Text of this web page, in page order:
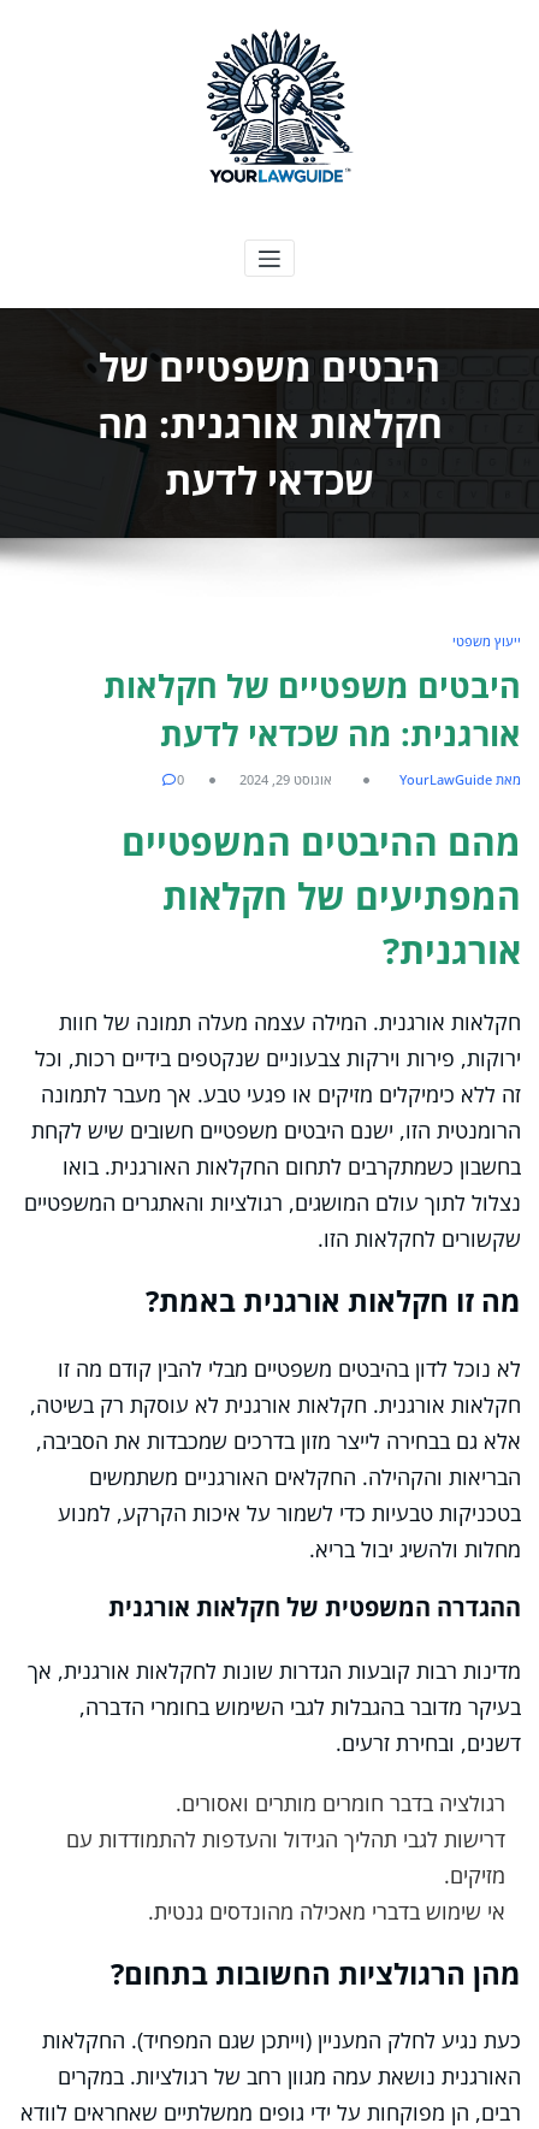
המדריך המשפטי שלך
היבטים משפטיים של
חקלאות אורגנית: מה
שכדאי לדעת
ייעוץ משפטי
היבטים משפטיים של חקלאות
אורגנית: מה שכדאי לדעת
מאת YourLawGuide אוגוסט 29, 2024 0
מהם ההיבטים המשפטיים
המפתיעים של חקלאות
אורגנית?
חקלאות אורגנית. המילה עצמה מעלה תמונה של חוות
ירוקות, פירות וירקות צבעוניים שנקטפים בידיים רכות, וכל
זה ללא כימיקלים מזיקים או פגעי טבע. אך מעבר לתמונה
הרומנטית הזו, ישנם היבטים משפטיים חשובים שיש לקחת
בחשבון כשמתקרבים לתחום החקלאות האורגנית. בואו
נצלול לתוך עולם המושגים, רגולציות והאתגרים המשפטיים
שקשורים לחקלאות הזו.
מה זו חקלאות אורגנית באמת?
לא נוכל לדון בהיבטים משפטיים מבלי להבין קודם מה זו
חקלאות אורגנית. חקלאות אורגנית לא עוסקת רק בשיטה,
אלא גם בבחירה לייצר מזון בדרכים שמכבדות את הסביבה,
הבריאות והקהילה. החקלאים האורגניים משתמשים
בטכניקות טבעיות כדי לשמור על איכות הקרקע, למנוע
מחלות ולהשיג יבול בריא.
ההגדרה המשפטית של חקלאות אורגנית
מדינות רבות קובעות הגדרות שונות לחקלאות אורגנית, אך
בעיקר מדובר בהגבלות לגבי השימוש בחומרי הדברה,
דשנים, ובחירת זרעים.
רגולציה בדבר חומרים מותרים ואסורים.
דרישות לגבי תהליך הגידול והעדפות להתמודדות עם
מזיקים.
אי שימוש בדברי מאכילה מהונדסים גנטית.
מהן הרגולציות החשובות בתחום?
כעת נגיע לחלק המעניין (וייתכן שגם המפחיד). החקלאות
האורגנית נושאת עמה מגוון רחב של רגולציות. במקרים
רבים, הן מפוקחות על ידי גופים ממשלתיים שאחראים לוודא